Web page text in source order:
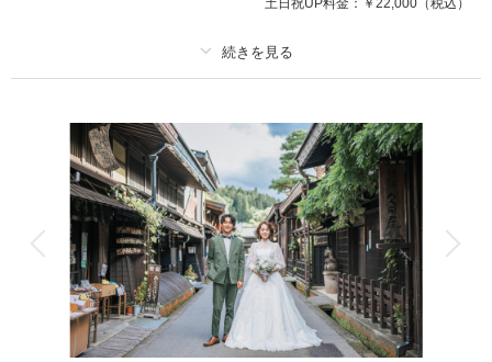
撮影料 新婦衣装1着 新郎衣装1着
着付け ヘアメイク 小物一式
アルバム データ 50 カット 台紙付写真
衣装追加 会食 挙式
家族と撮影 家族用衣装レンタル ペットと撮影
明治時代の情緒に包まれながら「半田赤レンガ建物」で出張ロケーションフ
ォト撮影が叶います
明治時代に建てられたレンガ建造物としては、日本で五本の指に入る規模を